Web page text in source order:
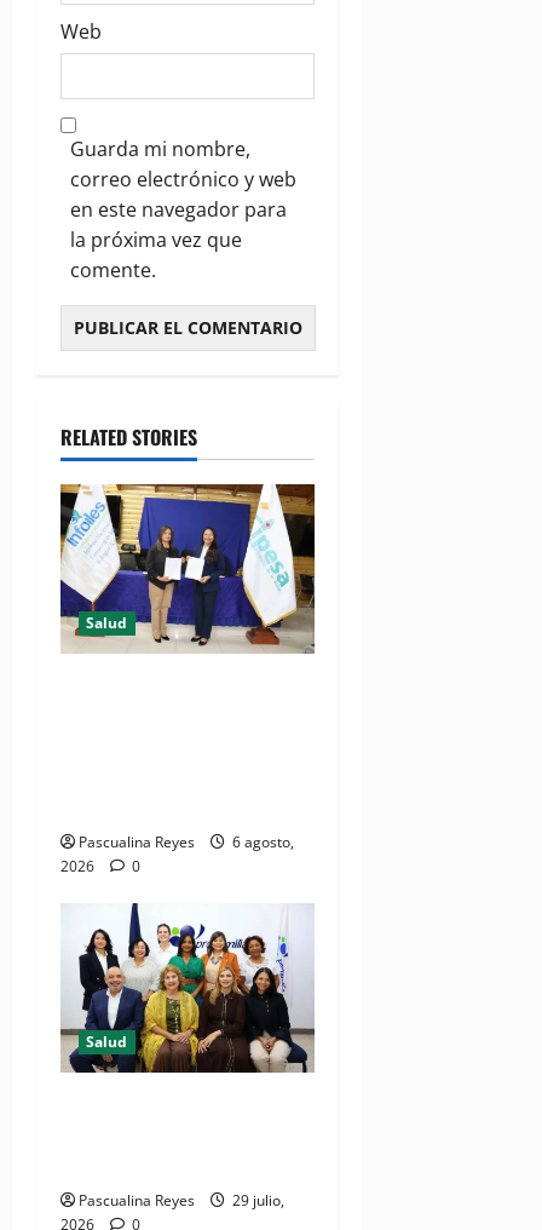
Web
Guarda mi nombre,
correo electrónico y web
en este navegador para
la próxima vez que
comente.
RELATED STORIES
Salud
Pascualina Reyes
6 agosto,
2026
0
Salud
Pascualina Reyes
29 julio,
2026
0